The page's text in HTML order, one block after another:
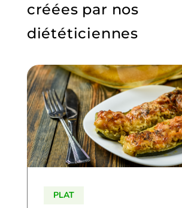
créées par nos
diététiciennes
PLAT